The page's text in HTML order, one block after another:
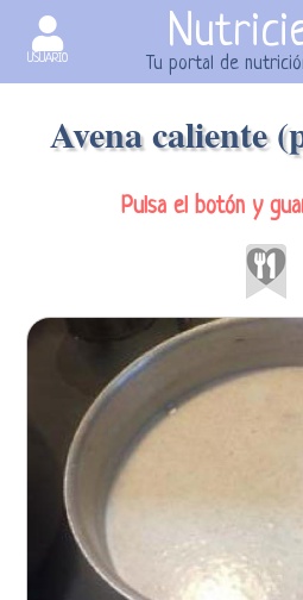
USUARIO Tu portal de
Avena caliente
Pulsa el botón y